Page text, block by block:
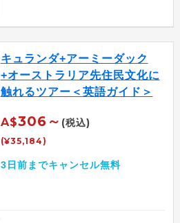
キュランダ+アーミーダック
+オーストラリア先住民文化に
触れるツアー＜英語ガイド＞
A$306～ (税込)
(¥35,184)
3日前までキャンセル無料